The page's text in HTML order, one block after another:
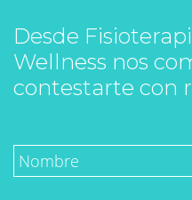
Desde
Wellness nos
contestarte con